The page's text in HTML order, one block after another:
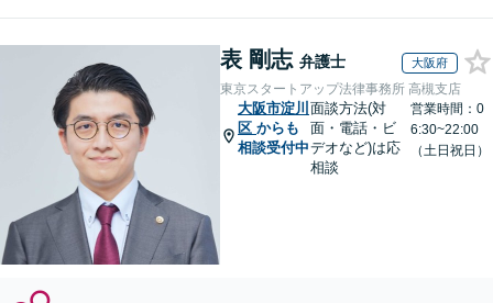
表 剛志 弁護士 大阪府
東京スタートアップ法律事務所 高槻支店
大阪市淀川
区 からも
相談受付中
面談方法(対
面・電話・ビ
デオなど)は応
相談
営業時間：0
6:30~22:00
（土日祝日）